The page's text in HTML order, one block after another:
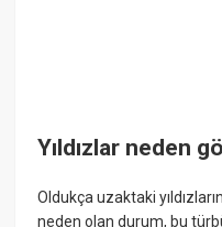
Yıldızlar neden
Oldukça uzaktaki
neden olan durum, bu